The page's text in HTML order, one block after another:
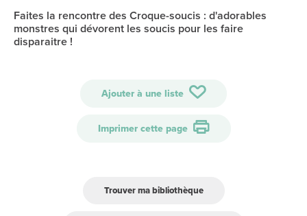
Faites la rencontre des Croque-soucis : d'adorables
monstres qui dévorent les soucis pour les faire
disparaitre !
Ajouter à une liste
Imprimer cette page
Trouver ma bibliothèque